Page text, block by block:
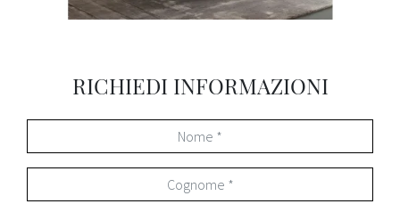
RICHIEDI INFORMAZIONI